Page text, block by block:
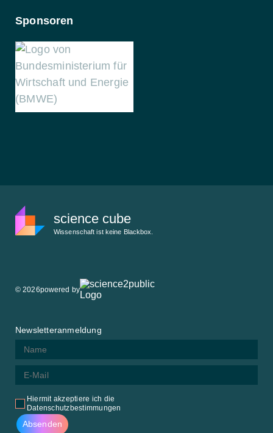
Sponsoren
science cube
Wissenschaft ist keine Blackbox.
Newsletteranmeldung
Hiermit akzeptiere ich die
Datenschutzbestimmungen
© 2026powered by